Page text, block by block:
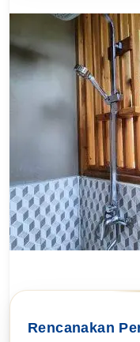
Rencanakan